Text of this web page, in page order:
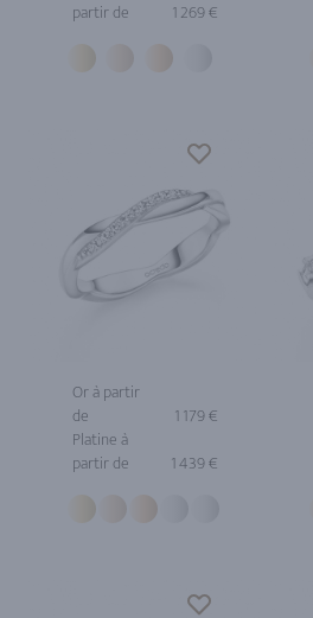
partir de
1 269 €
Or à partir
de
1 179 €
Platine à
partir de
1 439 €